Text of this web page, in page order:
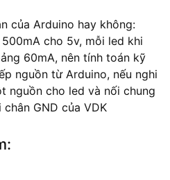
của Arduino hay không:
cho 5v, mỗi led khi
60mA, nên tính toán kỹ
nguồn từ Arduino, nếu nghi
nguồn cho led và nối chung
GND của VDK